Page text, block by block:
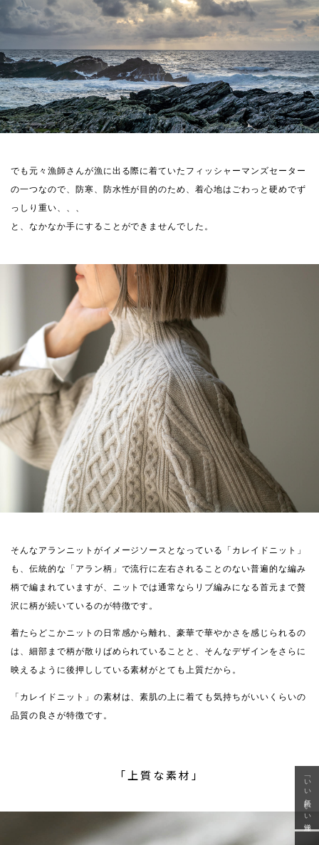
でも元々漁師さんが漁に出る際に着ていたフィッシャーマンズセーター
の一つなので、防寒、防水性が目的のため、着心地はごわっと硬めでず
っしり重い、、、
と、なかなか手にすることができませんでした。
そんなアランニットがイメージソースとなっている「カレイドニット」
も、伝統的な「アラン柄」で流行に左右されることのない普遍的な編み
柄で編まれていますが、ニットでは通常ならリブ編みになる首元まで贅
沢に柄が続いているのが特徴です。
着たらどこかニットの日常感から離れ、豪華で華やかさを感じられるの
は、細部まで柄が散りばめられていることと、そんなデザインをさらに
映えるように後押ししている素材がとても上質だから。
「カレイドニット」の素材は、素肌の上に着ても気持ちがいいくらいの
品質の良さが特徴です。
「上質な素材」 「いい年齢 いい洋服」